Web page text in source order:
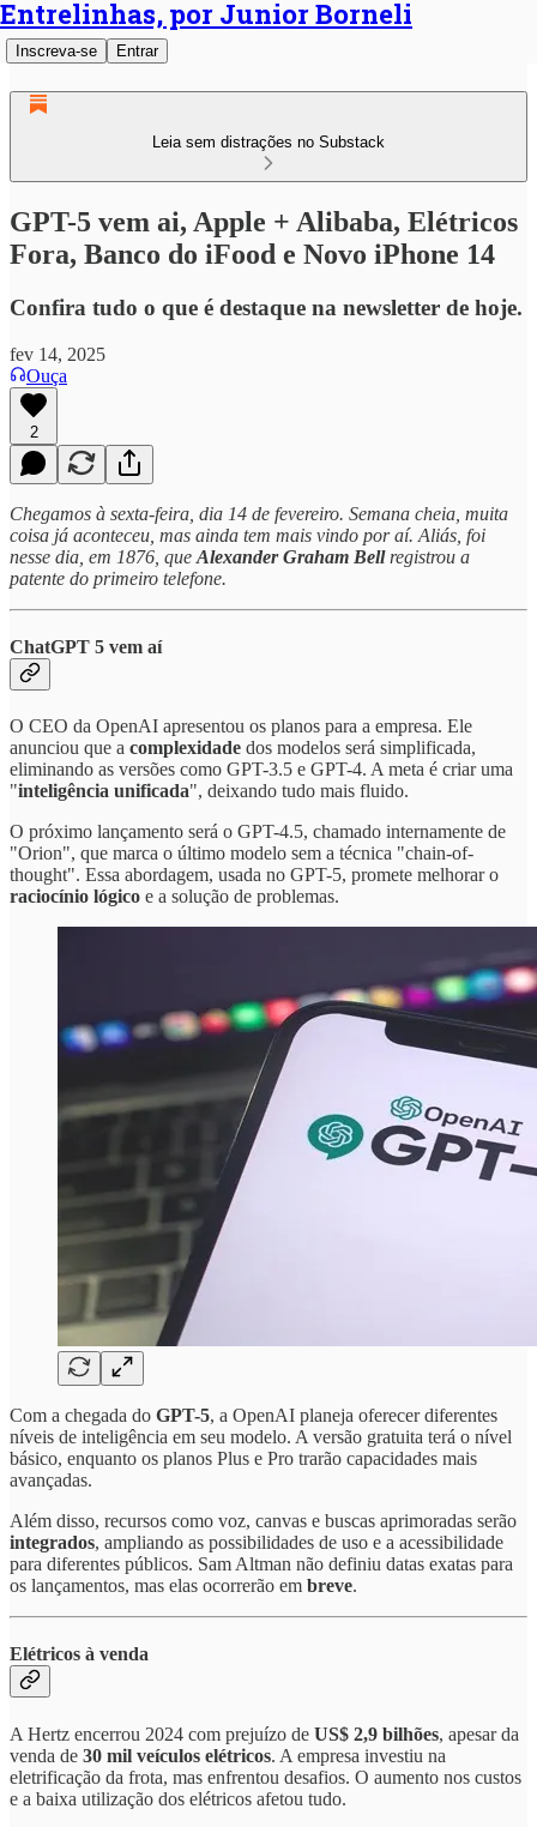
Entrelinhas, por Junior Borneli
Inscreva-se Entrar
Leia sem distrações no Substack
GPT-5 vem ai, Apple + Alibaba, Elétricos
Fora, Banco do iFood e Novo iPhone 14
Confira tudo o que é destaque na newsletter de hoje.
fev 14, 2025
Ouça
2
Chegamos à sexta-feira, dia 14 de fevereiro. Semana cheia, muita
coisa já aconteceu, mas ainda tem mais vindo por aí. Aliás, foi
nesse dia, em 1876, que Alexander Graham Bellregistrou a
patente do primeiro telefone.
ChatGPT 5 vem aí
O CEO da OpenAI apresentou os planos para a empresa. Ele
anunciou que a complexidade dos modelos será simplificada,
eliminando as versões como GPT-3.5 e GPT-4. A meta é criar uma
"inteligência unificada", deixando tudo mais fluido.
O próximo lançamento será o GPT-4.5, chamado internamente de
"Orion", que marca o último modelo sem a técnica "chain-of-
thought". Essa abordagem, usada no GPT-5, promete melhorar o
raciocínio lógico e a solução de problemas.
Com a chegada do GPT-5, a OpenAI planeja oferecer diferentes
níveis de inteligência em seu modelo. A versão gratuita terá o nível
básico, enquanto os planos Plus e Pro trarão capacidades mais
avançadas.
Além disso, recursos como voz, canvas e buscas aprimoradas serão
integrados, ampliando as possibilidades de uso e a acessibilidade
para diferentes públicos. Sam Altman não definiu datas exatas para
os lançamentos, mas elas ocorrerão em breve.
Elétricos à venda
A Hertz encerrou 2024 com prejuízo de US$ 2,9 bilhões, apesar da
venda de 30 mil veículos elétricos. A empresa investiu na
eletrificação da frota, mas enfrentou desafios. O aumento nos custos
e a baixa utilização dos elétricos afetou tudo.